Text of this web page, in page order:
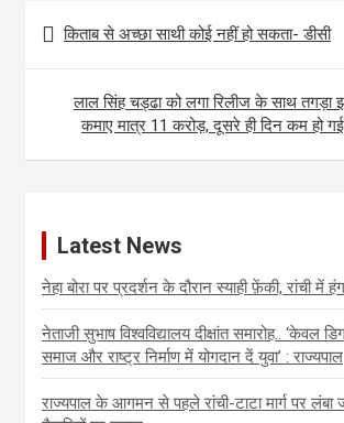
Post
navigation
किताब से अच्छा साथी कोई नहीं हो सकता- डीसी
लाल सिंह चड्ढा को लगा रिलीज के साथ तगड़ा
कमाए मात्र 11 करोड़, दूसरे ही दिन कम हो
Latest News
नेहा बोरा पर प्रदर्शन के दौरान स्याही फ़ेंकी, रांची में
नेताजी सुभाष विश्वविद्यालय दीक्षांत समारोह.. ‘केवल
समाज और राष्ट्र निर्माण में योगदान दें युवा’ : राज्यपाल
राज्यपाल के आगमन से पहले रांची-टाटा मार्ग पर लंबा